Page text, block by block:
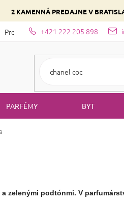
2 KAMENNÁ PREDAJNE V
+421 222 205 898
Predajne Zloženie parfémov a
PARFÉMY BYT
zelenými podtónmi. V